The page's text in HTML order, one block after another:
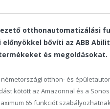
otthonautomatizálási
bővíti az ABB
és megoldásokat.
németországi otthon- és
kötött az Amazonnal és a
65 funkciót